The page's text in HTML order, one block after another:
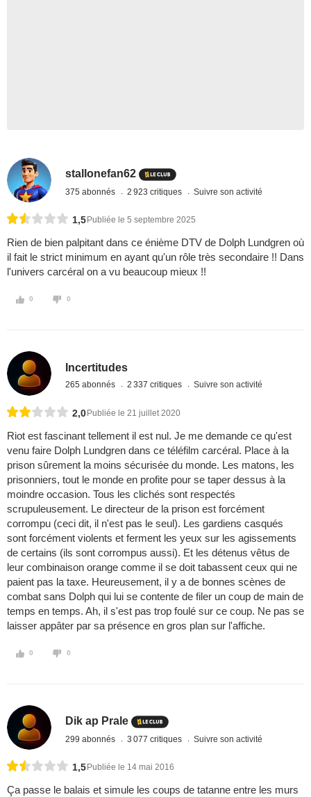
stallonefan62
375 abonnés 2 923 critiques Suivre son activité
1,5 Publiée le 5 septembre 2025
Rien de bien palpitant dans ce énième DTV de Dolph Lundgren où
il fait le strict minimum en ayant qu'un rôle très secondaire !! Dans
l'univers carcéral on a vu beaucoup mieux !!
0 0
Incertitudes
265 abonnés 2 337 critiques Suivre son activité
2,0 Publiée le 21 juillet 2020
Riot est fascinant tellement il est nul. Je me demande ce qu'est
venu faire Dolph Lundgren dans ce téléfilm carcéral. Place à la
prison sûrement la moins sécurisée du monde. Les matons, les
prisonniers, tout le monde en profite pour se taper dessus à la
moindre occasion. Tous les clichés sont respectés
scrupuleusement. Le directeur de la prison est forcément
corrompu (ceci dit, il n'est pas le seul). Les gardiens casqués
sont forcément violents et ferment les yeux sur les agissements
de certains (ils sont corrompus aussi). Et les détenus vêtus de
leur combinaison orange comme il se doit tabassent ceux qui ne
paient pas la taxe. Heureusement, il y a de bonnes scènes de
combat sans Dolph qui lui se contente de filer un coup de main de
temps en temps. Ah, il s'est pas trop foulé sur ce coup. Ne pas se
laisser appâter par sa présence en gros plan sur l'affiche.
0 0
Dik ap Prale
299 abonnés 3 077 critiques Suivre son activité
1,5 Publiée le 14 mai 2016
Ça passe le balais et simule les coups de tatanne entre les murs